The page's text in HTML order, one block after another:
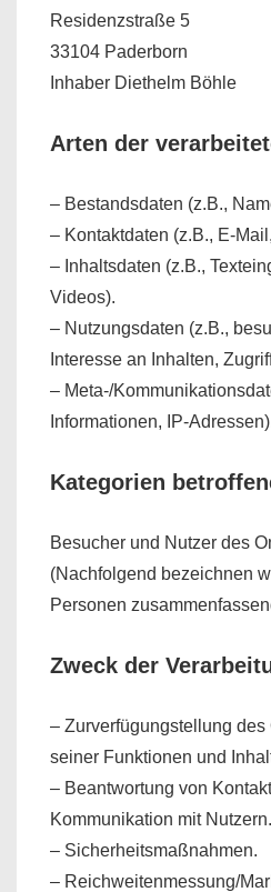
Residenzstraße 5
33104 Paderborn
Inhaber Diethelm Böhle
Arten der
– Bestandsdaten (z.B.,
– Kontaktdaten (z.B., E-
– Inhaltsdaten (z.B.,
Videos).
– Nutzungsdaten (z.B.,
Interesse an Inhalten,
– Meta-/
Informationen, IP-
Kategorien
Besucher und Nutzer des
(Nachfolgend bezeichnen
Personen
Zweck der
– Zurverfügungstellung
seiner Funktionen und
– Beantwortung von
Kommunikation mit Nutzern.
– Sicherheitsmaßnahmen.
– Reichweitenmessung/